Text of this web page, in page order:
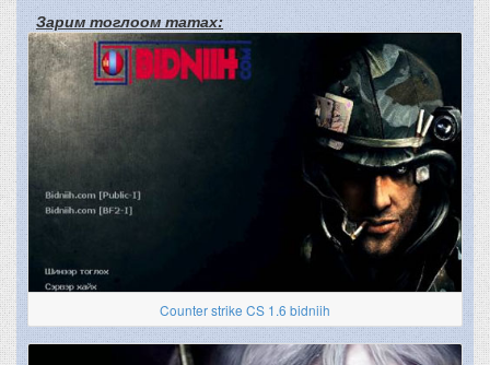
Зарим тоглоом татах:
Counter strike CS 1.6 bidniih